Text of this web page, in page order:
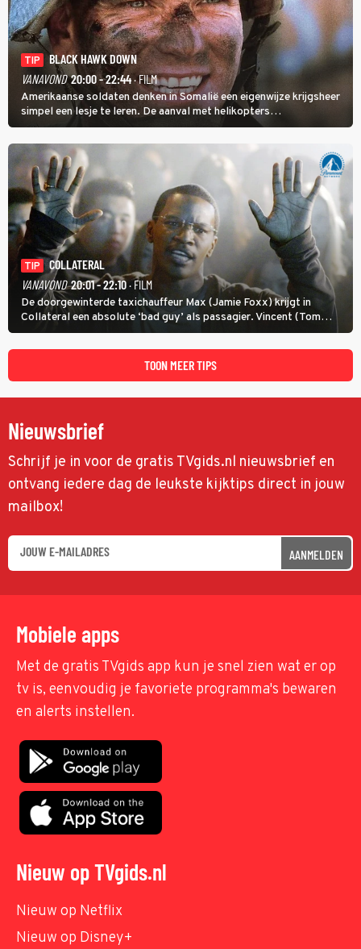
TIP
BLACK HAWK DOWN
VANAVOND 20:00 - 22:44· FILM
Amerikaanse soldaten denken in Somalië een eigenwijze krijgsheer
simpel een lesje te leren. De aanval met helikopters
verloopt in Black Hawk down dramatisch.
TIP
COLLATERAL
VANAVOND 20:01 - 22:10· FILM
De doorgewinterde taxichauffeur Max (Jamie Foxx) krijgt in
Collateral een absolute ‘bad guy’ als passagier. Vincent (Tom
Cruise) heeft hem nodig om hem de stad door te loodsen om een
wel heel lugubere reden.
TOON MEER TIPS
Nieuwsbrief
Schrijf je in voor de gratis TVgids.nl nieuwsbrief en
ontvang iedere dag de leukste kijktips direct in jouw
mailbox!
AANMELDEN
Mobiele apps
Met de gratis TVgids app kun je snel zien wat er op
tv is, eenvoudig je favoriete programma's bewaren
en alerts instellen.
Nieuw op TVgids.nl
Nieuw op Netflix
Nieuw op Disney+